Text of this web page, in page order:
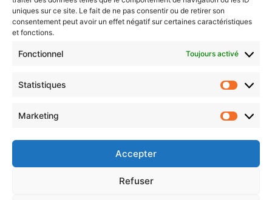
uniques sur ce site. Le fait de ne pas consentir ou de retirer son
consentement peut avoir un effet négatif sur certaines caractéristiques
et fonctions.
Fonctionnel Toujours activé
Statistiques
Marketing
Accepter
Refuser
Choisissez : matin, soir ou hebdo ?
Les infos essentielles de la région à lire au moment où cela vous
adresse
mail
Evénements